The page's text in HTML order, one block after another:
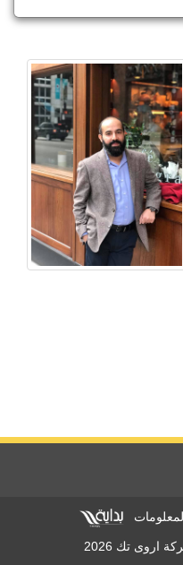
تك 2026